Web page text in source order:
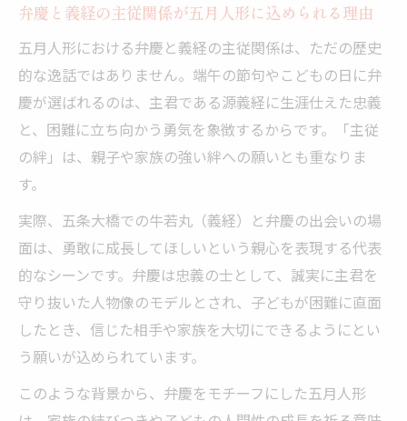
弁慶と義経の主従関係が五月人形に込められる理由
五月人形における弁慶と義経の主従関係は、ただの歴史
的な逸話ではありません。端午の節句やこどもの日に弁
慶が選ばれるのは、主君である源義経に生涯仕えた忠義
と、困難に立ち向かう勇気を象徴するからです。「主従
の絆」は、親子や家族の強い絆への願いとも重なりま
す。
実際、五条大橋での牛若丸（義経）と弁慶の出会いの場
面は、勇敢に成長してほしいという親心を表現する代表
的なシーンです。弁慶は忠義の士として、誠実に主君を
守り抜いた人物像のモデルとされ、子どもが困難に直面
したとき、信じた相手や家族を大切にできるようにとい
う願いが込められています。
このような背景から、弁慶をモチーフにした五月人形